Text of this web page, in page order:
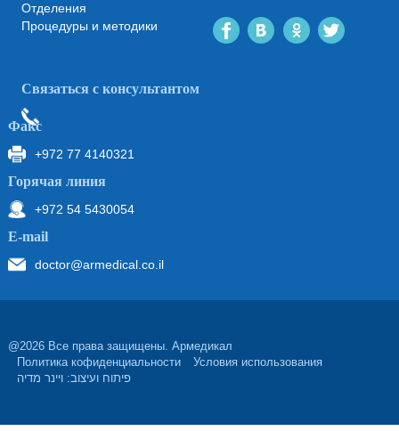
Отделения
Процедуры и методики
Связаться с консультантом
Факс
+972 77 4140321
Горячая линия
+972 54 5430054
Е-mail
doctor@armedical.co.il
@2026 Все права защищены. Армедикал
Политика кофиденциальности
Условия использования
פיתוח ועיצוב: ויינר מדיה